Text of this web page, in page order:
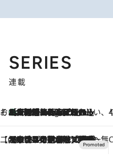
SERIES
連載
そおだよおこの関西おいしい、おやつ紀行3 Hours Ago
［大阪府箕面市］一皿一皿目の前で仕上げられる、料理を巧みに組み込んだアシェットデセールコース「ミチル アシェット デセール（Michiru assiette dessert）」
【CREA×星野リゾート】唯一無二。癒しと発見が待つ場所へ
2026.8.7
【トンボの足水浴】ヒノキの香りに包まれて涼感マックス！約13℃の湧水かけ流しを避暑地「星野温泉 トンボの湯」で体験